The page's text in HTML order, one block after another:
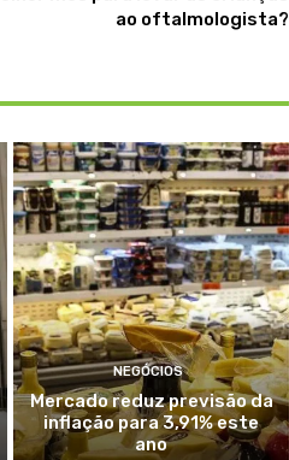
ao oftalmologista?
NEGÓCIOS
Mercado reduz previsão da
inflação para 3,91% este
ano